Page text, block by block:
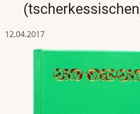
12.04.2017